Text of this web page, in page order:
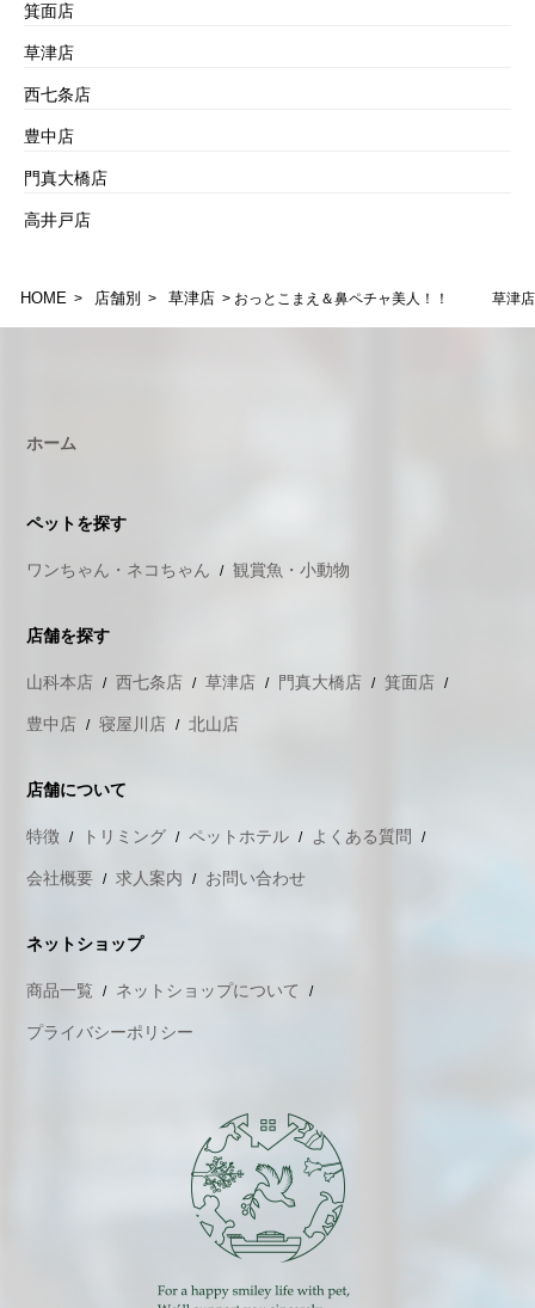
箕面店
草津店
西七条店
豊中店
門真大橋店
高井戸店
HOME > 店舗別 > 草津店 > おっとこまえ＆鼻ペチャ美人！！ 草津店
ホーム
ペットを探す
ワンちゃん・ネコちゃん 観賞魚・小動物
店舗を探す
山科本店 西七条店 草津店 門真大橋店 箕面店
豊中店 寝屋川店 北山店
店舗について
特徴 トリミング ペットホテル よくある質問
会社概要 求人案内 お問い合わせ
ネットショップ
商品一覧 ネットショップについて
プライバシーポリシー